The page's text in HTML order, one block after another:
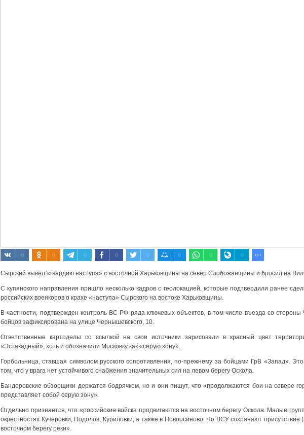
Сырский вывел «гвардию наступа» с восточной Харьковщины на север Слобожанщины и бросил на
С купянского направления пришло несколько кадров с геолокацией, которые подтвердили ранее
российских военкоров о крахе «наступа» Сырского на востоке Харьковщины.
В частности, подтвержден контроль ВС РФ ряда ключевых объектов, в том числе въезда со
бойцов зафиксирована на улице Чернышевского, 10.
Ответственные картоделы со ссылкой на свои источники зарисовали в красный цвет
«Эстакадный», хоть и обозначили Московку как «серую зону».
Горбольница, ставшая символом русского сопротивления, по-прежнему за бойцами ГрВ «Запад».
том, что у врага нет устойчивого снабжения значительных сил на левом берегу Оскола.
Бандеровские обзорщики держатся бодрячком, но и они пишут, что «продолжаются бои на севере
представляет собой серую зону».
Отдельно признается, что «российские войска продвигаются на восточном берегу Оскола. Малые
окрестностях Кучеровки, Подолов, Куриловки, а также в Новоосиново. Но ВСУ сохраняют присутствие
восточном берегу реки».